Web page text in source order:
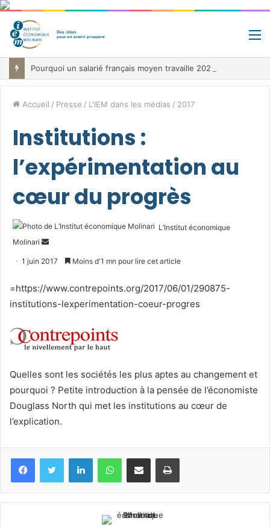
Accueil / Presse / L'IEM dans les médias / 2017
Institutions :
l’expérimentation au
cœur du progrès
L’Institut économique
Molinari
Envoyer
1 juin 2017 Moins d'1 mn pour lire cet article
=https://www.contrepoints.org/2017/06/01/290875-
institutions-lexperimentation-coeur-progres
Quelles sont les sociétés les plus aptes au changement et
pourquoi ? Petite introduction à la pensée de l’économiste
Douglass North qui met les institutions au cœur de
l’explication.
FacebookTwitter LinkedinWhatsApp
Partagez par mail Imprimez